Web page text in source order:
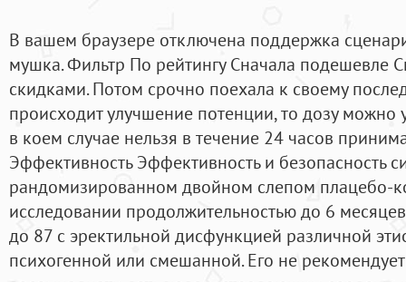
В вашем браузере отключена поддержка
мушка. Фильтр По рейтингу Сначала подешевле
скидками. Потом срочно поехала к своему
происходит улучшение потенции, то дозу можно
в коем случае нельзя в течение 24 часов
Эффективность Эффективность и безопасность
рандомизированном двойном слепом плацебо-
исследовании продолжительностью до 6
до 87 с эректильной дисфункцией различной
психогенной или смешанной. Его не